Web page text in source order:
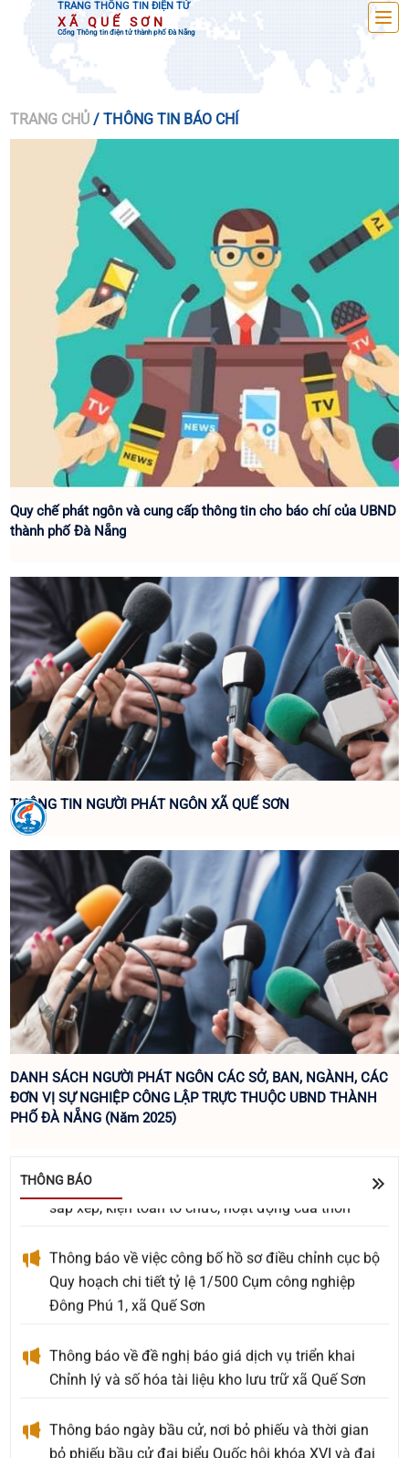
TRANG THÔNG TIN ĐIỆN TỬ
XÃ QUẾ SƠN
Cổng Thông tin điện tử thành phố Đà Nẵng
TRANG CHỦ / THÔNG TIN BÁO CHÍ
Quy chế phát ngôn và cung cấp thông tin cho báo chí của UBND
thành phố Đà Nẵng
THÔNG TIN NGƯỜI PHÁT NGÔN XÃ QUẾ SƠN
DANH SÁCH NGƯỜI PHÁT NGÔN CÁC SỞ, BAN, NGÀNH, CÁC
ĐƠN VỊ SỰ NGHIỆP CÔNG LẬP TRỰC THUỘC UBND THÀNH
PHỐ ĐÀ NẴNG (Năm 2025)
THÔNG BÁO
Về việc đề nghị báo giá Gói thầu: Cải tiến, nâng cấp
các tính năng trên trang OA Zalo của xã Quế Sơn
UBND xã Quế Sơn tổ chức lấy ý kiến Nhân dân về
sắp xếp, kiện toàn tổ chức, hoạt động của thôn
Thông báo về việc công bố hồ sơ điều chỉnh cục bộ
Quy hoạch chi tiết tỷ lệ 1/500 Cụm công nghiệp
Đông Phú 1, xã Quế Sơn
Thông báo về đề nghị báo giá dịch vụ triển khai
Chỉnh lý và số hóa tài liệu kho lưu trữ xã Quế Sơn
Thông báo ngày bầu cử, nơi bỏ phiếu và thời gian
bỏ phiếu bầu cử đại biểu Quốc hội khóa XVI và đại